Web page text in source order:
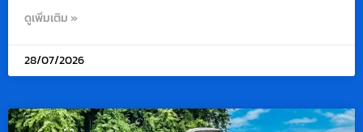
ดูเพิ่มเติม »
28/07/2026